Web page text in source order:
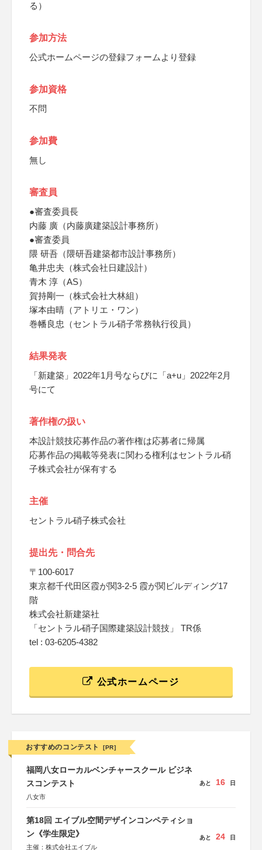
る）
参加方法
公式ホームページの登録フォームより登録
参加資格
不問
参加費
無し
審査員
●審査委員長
内藤 廣（内藤廣建築設計事務所）
●審査委員
隈 研吾（隈研吾建築都市設計事務所）
亀井忠夫（株式会社日建設計）
青木 淳（AS）
賀持剛一（株式会社大林組）
塚本由晴（アトリエ・ワン）
巻幡良忠（セントラル硝子常務執行役員）
結果発表
「新建築」2022年1月号ならびに「a+u」2022年2月
号にて
著作権の扱い
本設計競技応募作品の著作権は応募者に帰属
応募作品の掲載等発表に関わる権利はセントラル硝
子株式会社が保有する
主催
セントラル硝子株式会社
提出先・問合先
〒100-6017
東京都千代田区霞が関3-2-5 霞が関ビルディング17
階
株式会社新建築社
「セントラル硝子国際建築設計競技」 TR係
tel : 03-6205-4382
公式ホームページ
おすすめのコンテスト [PR]
福岡八女ローカルベンチャースクール ビジネ
スコンテスト
八女市
あと 16 日
第18回 エイブル空間デザインコンペティショ
ン《学生限定》
主催：株式会社エイブル
あと 24 日